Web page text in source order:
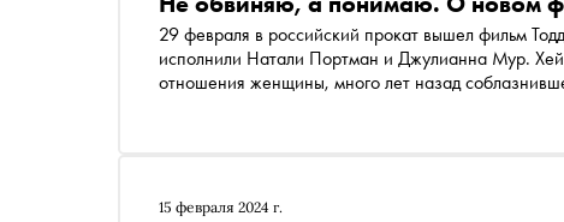
29 февраля в российский прокат вышел фильм
исполнили Натали Портман и Джулианна Мур.
отношения женщины, много лет назад
15 февраля 2024 г.